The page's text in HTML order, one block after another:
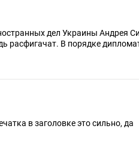
расфигачат. В порядке
в заголовке это сильно, да